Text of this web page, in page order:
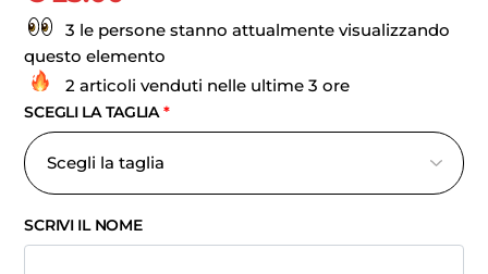
3 le persone stanno attualmente visualizzando
questo elemento
2 articoli venduti nelle ultime 3 ore
SCEGLI LA TAGLIA*
SCRIVI IL NOME